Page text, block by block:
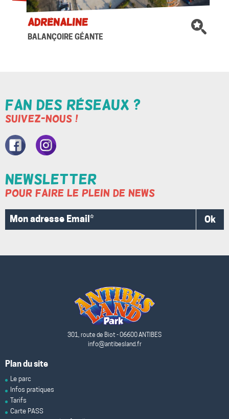
Adrénaline
BALANÇOIRE GÉANTE
Fan des réseaux ?
Suivez-nous !
Nore
page
Facebook
Nore
compte
Instagram
Newsletter
Pour faire le plein de news
Mon
adresse
Ok
301, route de Biot - 06600 ANTIBES
info@antibesland.fr
Plan du site
Le parc
Infos pratiques
Tarifs
Carte PASS